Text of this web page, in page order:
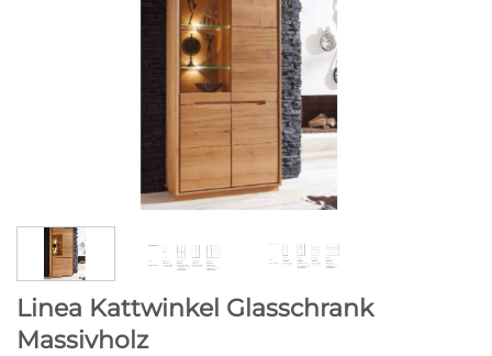
Linea Kattwinkel Glasschrank
Massivholz